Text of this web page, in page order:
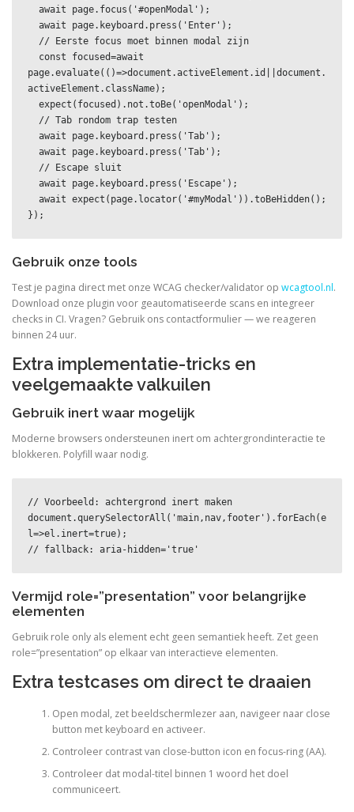
page.evaluate(()=>document.activeElement.id||document.
activeElement.className);
});
Gebruik onze tools
Test je pagina direct met onze WCAG checker/validator op wcagtool.nl.
Download onze plugin voor geautomatiseerde scans en integreer
checks in CI. Vragen? Gebruik ons contactformulier — we reageren
binnen 24 uur.
Extra implementatie-tricks en
veelgemaakte valkuilen
Gebruik inert waar mogelijk
Moderne browsers ondersteunen inert om achtergrondinteractie te
blokkeren. Polyfill waar nodig.
// Voorbeeld: achtergrond inert maken
document.querySelectorAll('main,nav,footer').forEach(e
l=>el.inert=true);
// fallback: aria-hidden='true'
Vermijd role=”presentation” voor belangrijke
elementen
Gebruik role only als element echt geen semantiek heeft. Zet geen
role=”presentation” op elkaar van interactieve elementen.
Extra testcases om direct te draaien
Open modal, zet beeldschermlezer aan, navigeer naar close
button met keyboard en activeer.
Controleer contrast van close-button icon en focus-ring (AA).
Controleer dat modal-titel binnen 1 woord het doel
communiceert.